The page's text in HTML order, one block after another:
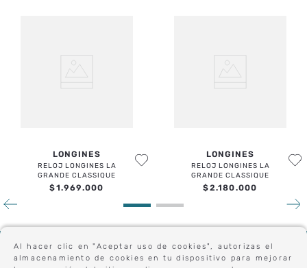
Al hacer clic en "Aceptar uso de cookies", autorizas el
almacenamiento de cookies en tu dispositivo para mejorar
LONGINES
RELOJ LONGINES LA
GRANDE CLASSIQUE
$1.969.000
LONGINES
RELOJ LONGINES LA
GRANDE CLASSIQUE
$2.180.000
Sé el primero en conocer nuestras novedades: